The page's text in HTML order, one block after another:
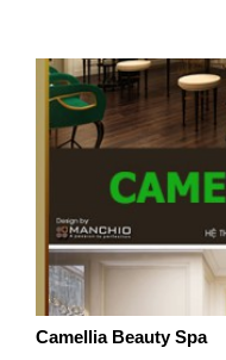
Camellia Beauty Spa